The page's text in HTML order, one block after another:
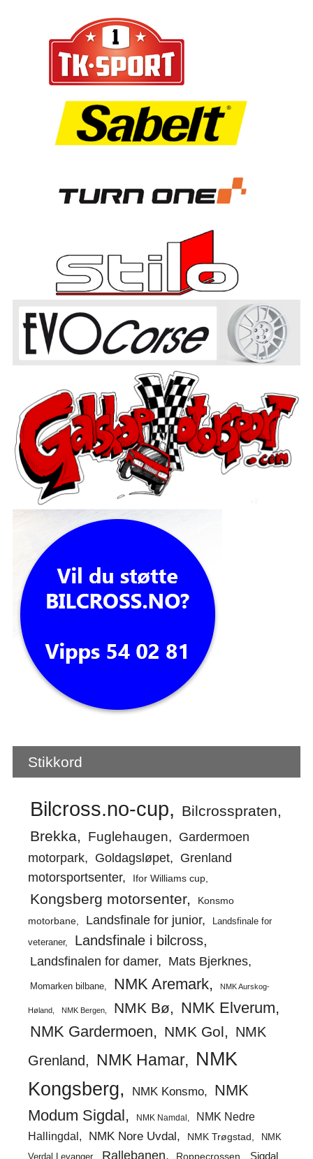
Stikkord
Bilcross.no-cup
Bilcrosspraten
Brekka
Fuglehaugen
Gardermoen
motorpark
Goldagsløpet
Grenland
motorsportsenter
Ifor Williams cup
Kongsberg motorsenter
Konsmo
motorbane
Landsfinale for junior
Landsfinale for
veteraner
Landsfinale i bilcross
Landsfinalen for damer Mats Bjerknes
Momarken bilbane NMK Aremark NMK Aurskog-
Høland NMK Bergen NMK Bø NMK Elverum
NMK Gardermoen NMK Gol
NMK
Grenland
NMK Hamar
NMK
Kongsberg
NMK Konsmo
NMK
Modum Sigdal
NMK Namdal
NMK Nedre
Hallingdal
NMK Nore Uvdal NMK Trøgstad
NMK
Verdal Levanger
Rallebanen Roppecrossen Sigdal